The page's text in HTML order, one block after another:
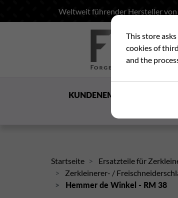
Weltweit führender Hersteller
KUNDENEMPFANG
Startseite
Ersatzteile für
Zerkleinerer- /
Hemmer de Winkel - RM 38
This store
cookies of
and the